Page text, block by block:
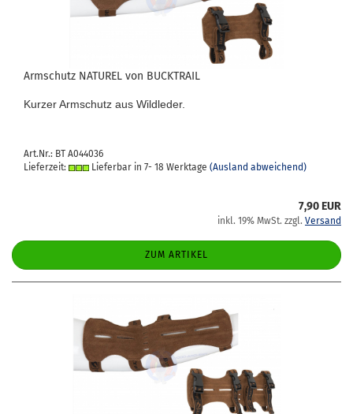
Arm­schutz NA­TU­REL von BUCK­TRAIL
Kur­zer Arm­schutz aus Wild­le­der.
Art.Nr.: BT A044036
Lieferzeit:
Lieferbar in 7- 18 Werktage (Ausland abweichend)
7,90 EUR
inkl. 19% MwSt. zzgl. Versand
ZUM ARTIKEL